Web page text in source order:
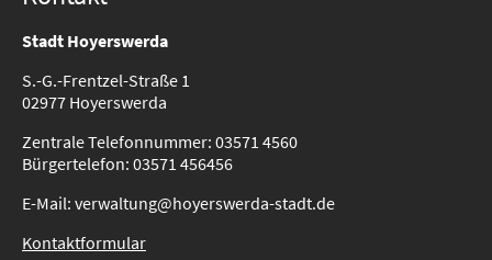
Stadt Hoyerswerda
S.-G.-Frentzel-Straße 1
02977 Hoyerswerda
Zentrale Telefonnummer: 03571 4560
Bürgertelefon: 03571 456456
E-Mail: verwaltung@hoyerswerda-stadt.de
Kontaktformular